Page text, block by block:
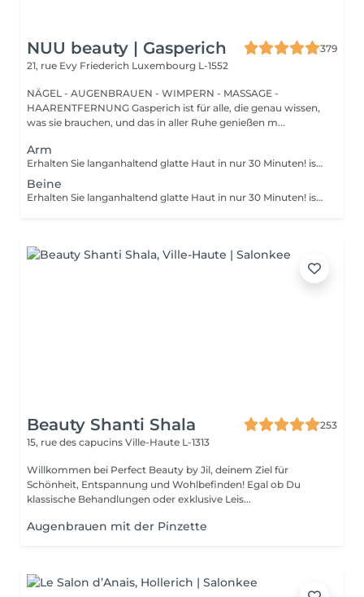
NUU beauty | Gasperich
379
21, rue Evy Friederich Luxembourg L-1552
NÄGEL - AUGENBRAUEN - WIMPERN - MASSAGE -
HAARENTFERNUNG Gasperich ist für alle, die genau wissen,
was sie brauchen, und das in aller Ruhe genießen m...
Arm
Erhalten Sie langanhaltend glatte Haut in nur 30 Minuten! ist eine Methode zur Haarentfernung, bei der die Haare mitsamt der Haarfollikel mit warmem Wachs herausgezogen werden. Wie wird die Wachs-Epilation durchgeführt? - Vorbereitung (die Kosmetikerin trägt eine spezielle antiseptische Lotion auf die Haut auf) - Wachs wird aufgetragen (die Wachsmischung wird auf eine bestimmte Temperatur erhitzt und anschließend mit einem Holzspatel auf die Haut aufgetragen) - Enthaarung (nachdem das Wachs ausgehärtet ist, entfernt die Kosmetikerin die Wachsstreifen mit den Haaren durch scharfe Bewegungen) - Wachsreste werden entfernt (Wachsreste werden entfernt und Aloe-Vera-Creme wird aufgetragen) Altersbeschränkungen: empfohlenes Mindestalter ab 14 Jahren. Empfehlungen nach dem Eingriff: es wird empfohlen, innerhalb von 12 Stunden nach dem Eingriff kein heißes Bad zu nehmen, keine Sauna zu besuchen und nicht im Pool zu schwimmen, da dies zu Reizungen führen kann. Frequenz: einmal in 4 Wochen.
Beine
Erhalten Sie langanhaltend glatte Haut in nur 30 Minuten! ist eine Methode zur Haarentfernung, bei der die Haare mitsamt der Haarfollikel mit warmem Wachs herausgezogen werden. Wie wird die Wachs-Epilation durchgeführt? - Vorbereitung (die Kosmetikerin trägt eine spezielle antiseptische Lotion auf die Haut auf) - Wachs wird aufgetragen (die Wachsmischung wird auf eine bestimmte Temperatur erhitzt und anschließend mit einem Holzspatel auf die Haut aufgetragen) - Enthaarung (nachdem das Wachs ausgehärtet ist, entfernt die Kosmetikerin die Wachsstreifen mit den Haaren durch scharfe Bewegungen) - Wachsreste werden entfernt (Wachsreste werden entfernt und Aloe-Vera-Creme wird aufgetragen) Altersbeschränkungen: empfohlenes Mindestalter ab 14 Jahren. Empfehlungen nach dem Eingriff: es wird empfohlen, innerhalb von 12 Stunden nach dem Eingriff kein heißes Bad zu nehmen, keine Sauna zu besuchen und nicht im Pool zu schwimmen, da dies zu Reizungen führen kann. Frequenz: einmal in 4 Wochen.
Beauty Shanti Shala
253
15, rue des capucins Ville-Haute L-1313
Willkommen bei Perfect Beauty by Jil, deinem Ziel für
Schönheit, Entspannung und Wohlbefinden! Egal ob Du
klassische Behandlungen oder exklusive Leis...
Augenbrauen mit der Pinzette